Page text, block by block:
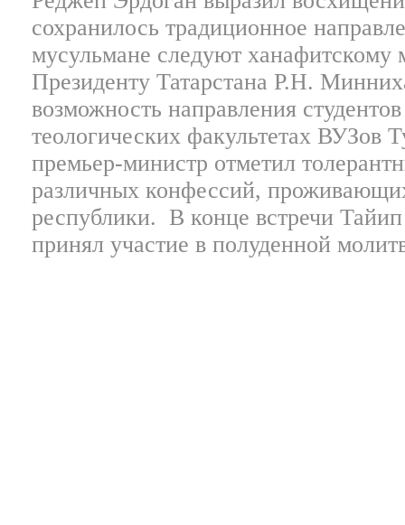
сохранилось традиционное
мусульмане следуют ханафитскому
Президенту Татарстана Р.Н.
возможность направления
теологических факультетах ВУЗов
премьер-министр отметил
различных конфессий,
республики. В конце встречи
принял участие в полуденной